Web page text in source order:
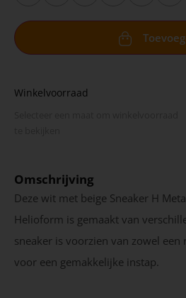
Winkelvoorraad
Omschrijving
Deze wit met beige Sneaker H
Helioform is gemaakt van
sneaker is voorzien van zowel
voor een gemakkelijke instap.